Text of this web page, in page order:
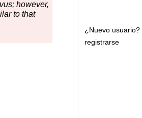
however,
to that
¿Nuevo usuario?
registrarse